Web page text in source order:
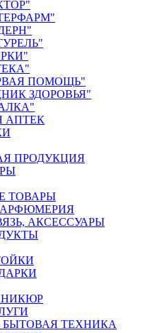
ПОМОЩЬ"
ЗДОРОВЬЯ"
АПТЕК
ПРОДУКЦИЯ
ТОВАРЫ
АКСЕССУАРЫ
БЫТОВАЯ ТЕХНИКА